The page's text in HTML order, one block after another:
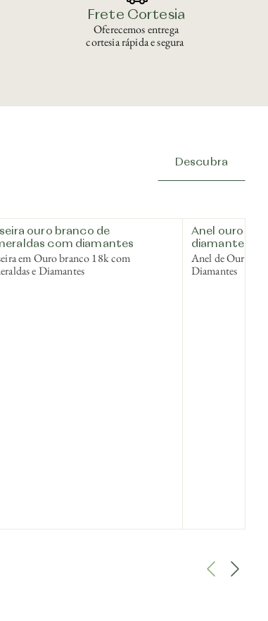
Frete Cortesia
Oferecemos entrega
cortesia rápida e segura
Descubra
ouro branco de
com diamantes
em Ouro branco 18k com
e Diamantes
Anel ouro
diamantes
Anel de Ouro
Diamantes